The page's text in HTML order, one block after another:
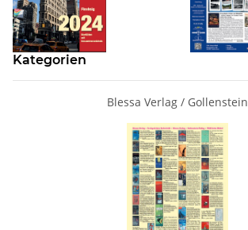
Kategorien
Blessa Verlag / Gollenstein